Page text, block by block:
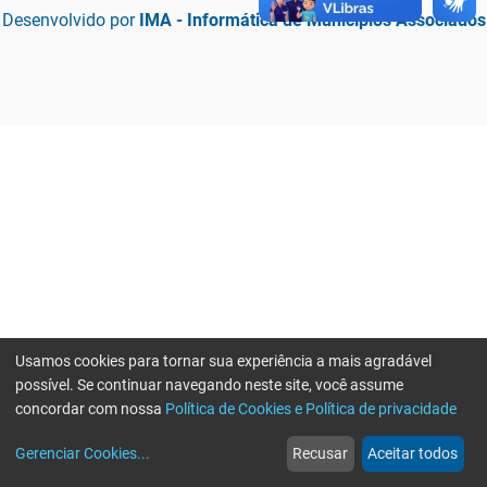
Desenvolvido por IMA - Informática de Municípios Associados
web
Notícias
more_horiz
Mais
Usamos cookies para tornar sua experiência a mais agradável
possível. Se continuar navegando neste site, você assume
concordar com nossa Política de Cookies e Política de privacidade
Gerenciar Cookies... Recusar Aceitar todos
Erro ao enviar informações, por favor tente novamente